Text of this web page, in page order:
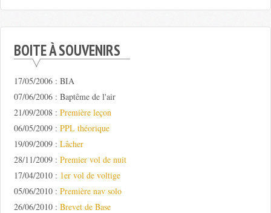
BOITE À SOUVENIRS
17/05/2006 : BIA
07/06/2006 : Baptême de l'air
21/09/2008 : Première leçon
06/05/2009 : PPL théorique
19/09/2009 : Lâcher
28/11/2009 : Premier vol de nuit
17/04/2010 : 1er vol de voltige
05/06/2010 : Première nav solo
26/06/2010 : Brevet de Base